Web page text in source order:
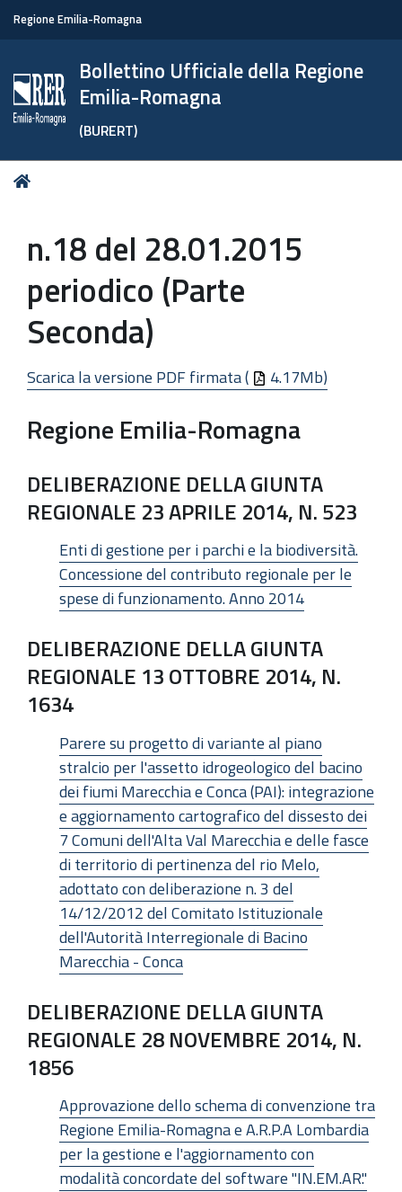
Regione Emilia-Romagna
Bollettino Ufficiale della Regione
Emilia-Romagna
(BURERT)
Tu
n.18 del 28.01.2015
periodico (Parte
Seconda)
Scarica la versione PDF firmata ( 4.17Mb)
Regione Emilia-Romagna
DELIBERAZIONE DELLA GIUNTA
REGIONALE 23 APRILE 2014, N. 523
Enti di gestione per i parchi e la biodiversità.
Concessione del contributo regionale per le
spese di funzionamento. Anno 2014
DELIBERAZIONE DELLA GIUNTA
REGIONALE 13 OTTOBRE 2014, N.
1634
Parere su progetto di variante al piano
stralcio per l'assetto idrogeologico del bacino
dei fiumi Marecchia e Conca (PAI): integrazione
e aggiornamento cartografico del dissesto dei
7 Comuni dell'Alta Val Marecchia e delle fasce
di territorio di pertinenza del rio Melo,
adottato con deliberazione n. 3 del
14/12/2012 del Comitato Istituzionale
dell'Autorità Interregionale di Bacino
Marecchia - Conca
DELIBERAZIONE DELLA GIUNTA
REGIONALE 28 NOVEMBRE 2014, N.
1856
Approvazione dello schema di convenzione tra
Regione Emilia-Romagna e A.R.P.A Lombardia
per la gestione e l'aggiornamento con
modalità concordate del software "IN.EM.AR."